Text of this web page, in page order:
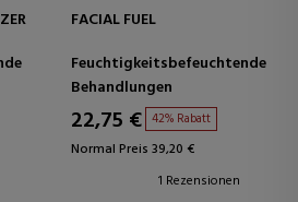
FACIAL FUEL
Feuchtigkeitsbefeuchtende
Behandlungen
22,75 € 42% Rabatt
Normal Preis 39,20 €
1 Rezensionen